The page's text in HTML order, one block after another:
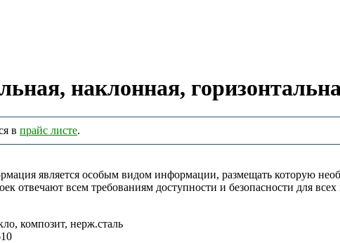
наклонная,
в прайс листе.
является особым видом информации, размещать которую
отвечают всем требованиям доступности и безопасности для
композит, нерж.сталь